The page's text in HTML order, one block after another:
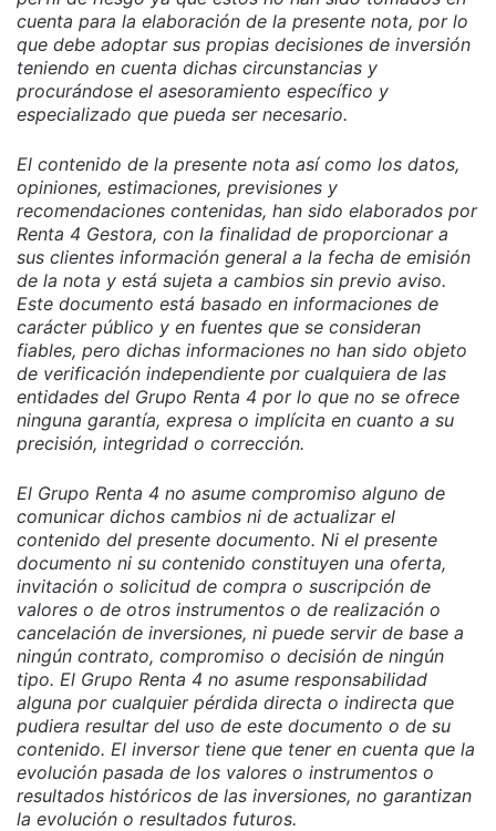
cuenta para la elaboración de la presente nota, por lo
que debe adoptar sus propias decisiones de inversión
teniendo en cuenta dichas circunstancias y
procurándose el asesoramiento específico y
especializado que pueda ser necesario.
El contenido de la presente nota así como los datos,
opiniones, estimaciones, previsiones y
recomendaciones contenidas, han sido elaborados por
Renta 4 Gestora, con la finalidad de proporcionar a
sus clientes información general a la fecha de emisión
de la nota y está sujeta a cambios sin previo aviso.
Este documento está basado en informaciones de
carácter público y en fuentes que se consideran
fiables, pero dichas informaciones no han sido objeto
de verificación independiente por cualquiera de las
entidades del Grupo Renta 4 por lo que no se ofrece
ninguna garantía, expresa o implícita en cuanto a su
precisión, integridad o corrección.
El Grupo Renta 4 no asume compromiso alguno de
comunicar dichos cambios ni de actualizar el
contenido del presente documento. Ni el presente
documento ni su contenido constituyen una oferta,
invitación o solicitud de compra o suscripción de
valores o de otros instrumentos o de realización o
cancelación de inversiones, ni puede servir de base a
ningún contrato, compromiso o decisión de ningún
tipo. El Grupo Renta 4 no asume responsabilidad
alguna por cualquier pérdida directa o indirecta que
pudiera resultar del uso de este documento o de su
contenido. El inversor tiene que tener en cuenta que la
evolución pasada de los valores o instrumentos o
resultados históricos de las inversiones, no garantizan
la evolución o resultados futuros.